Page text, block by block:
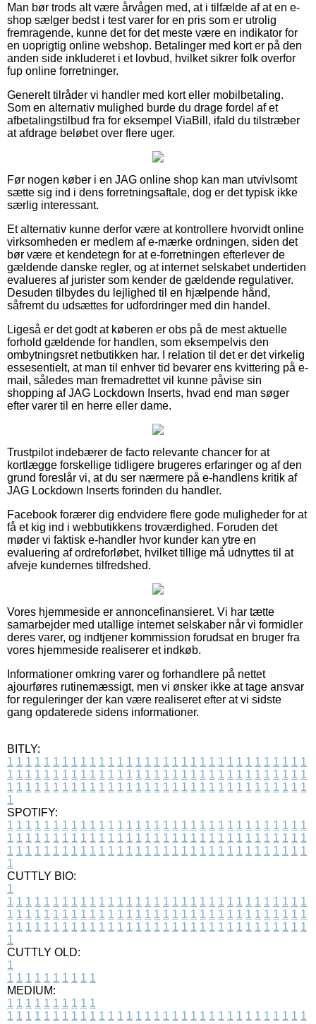
Man bør trods alt være årvågen med, at i tilfælde af at en e-
shop sælger bedst i test varer for en pris som er utrolig
fremragende, kunne det for det meste være en indikator for
en uoprigtig online webshop. Betalinger med kort er på den
anden side inkluderet i et lovbud, hvilket sikrer folk overfor
fup online forretninger.
Generelt tilråder vi handler med kort eller mobilbetaling.
Som en alternativ mulighed burde du drage fordel af et
afbetalingstilbud fra for eksempel ViaBill, ifald du tilstræber
at afdrage beløbet over flere uger.
Før nogen køber i en JAG online shop kan man utvivlsomt
sætte sig ind i dens forretningsaftale, dog er det typisk ikke
særlig interessant.
Et alternativ kunne derfor være at kontrollere hvorvidt online
virksomheden er medlem af e-mærke ordningen, siden det
bør være et kendetegn for at e-forretningen efterlever de
gældende danske regler, og at internet selskabet undertiden
evalueres af jurister som kender de gældende regulativer.
Desuden tilbydes du lejlighed til en hjælpende hånd,
såfremt du udsættes for udfordringer med din handel.
Ligeså er det godt at køberen er obs på de mest aktuelle
forhold gældende for handlen, som eksempelvis den
ombytningsret netbutikken har. I relation til det er det virkelig
essesentielt, at man til enhver tid bevarer ens kvittering på e-
mail, således man fremadrettet vil kunne påvise sin
shopping af JAG Lockdown Inserts, hvad end man søger
efter varer til en herre eller dame.
Trustpilot indebærer de facto relevante chancer for at
kortlægge forskellige tidligere brugeres erfaringer og af den
grund foreslår vi, at du ser nærmere på e-handlens kritik af
JAG Lockdown Inserts forinden du handler.
Facebook forærer dig endvidere flere gode muligheder for at
få et kig ind i webbutikkens troværdighed. Foruden det
møder vi faktisk e-handler hvor kunder kan ytre en
evaluering af ordreforløbet, hvilket tillige må udnyttes til at
afveje kundernes tilfredshed.
Vores hjemmeside er annoncefinansieret. Vi har tætte
samarbejder med utallige internet selskaber når vi formidler
deres varer, og indtjener kommission forudsat en bruger fra
vores hjemmeside realiserer et indkøb.
Informationer omkring varer og forhandlere på nettet
ajourføres rutinemæssigt, men vi ønsker ikke at tage ansvar
for reguleringer der kan være realiseret efter at vi sidste
gang opdaterede sidens informationer.
BITLY:
1 1 1 1 1 1 1 1 1 1 1 1 1 1 1 1 1 1 1 1 1 1 1 1 1 1 1 1 1 1 1 1 1
1 1 1 1 1 1 1 1 1 1 1 1 1 1 1 1 1 1 1 1 1 1 1 1 1 1 1 1 1 1 1 1 1
1 1 1 1 1 1 1 1 1 1 1 1 1 1 1 1 1 1 1 1 1 1 1 1 1 1 1 1 1 1 1 1 1
1
SPOTIFY:
1 1 1 1 1 1 1 1 1 1 1 1 1 1 1 1 1 1 1 1 1 1 1 1 1 1 1 1 1 1 1 1 1
1 1 1 1 1 1 1 1 1 1 1 1 1 1 1 1 1 1 1 1 1 1 1 1 1 1 1 1 1 1 1 1 1
1 1 1 1 1 1 1 1 1 1 1 1 1 1 1 1 1 1 1 1 1 1 1 1 1 1 1 1 1 1 1 1 1
1
CUTTLY BIO:
1
1 1 1 1 1 1 1 1 1 1 1 1 1 1 1 1 1 1 1 1 1 1 1 1 1 1 1 1 1 1 1 1 1
1 1 1 1 1 1 1 1 1 1 1 1 1 1 1 1 1 1 1 1 1 1 1 1 1 1 1 1 1 1 1 1 1
1 1 1 1 1 1 1 1 1 1 1 1 1 1 1 1 1 1 1 1 1 1 1 1 1 1 1 1 1 1 1 1 1
1
CUTTLY OLD:
1
1 1 1 1 1 1 1 1 1 1
MEDIUM:
1 1 1 1 1 1 1 1 1 1
1 1 1 1 1 1 1 1 1 1 1 1 1 1 1 1 1 1 1 1 1 1 1 1 1 1 1 1 1 1 1 1 1